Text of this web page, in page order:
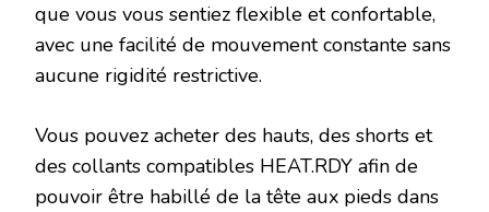
que vous vous sentiez flexible et confortable,
avec une facilité de mouvement constante sans
aucune rigidité restrictive.
Vous pouvez acheter des hauts, des shorts et
des collants compatibles HEAT.RDY afin de
pouvoir être habillé de la tête aux pieds dans